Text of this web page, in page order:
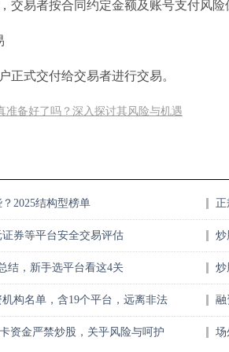
交易者按合同约定金额及账号支付风险
正式交付给交易者进行交易。
准备好了吗？深入探讨其风险与机遇
2025结构型榜单
券等平台安全交易评估 炒
结，新手选平台看这4关 炒
构名单，含19个平台，远离非法
融
资金严禁炒股，关乎风险与呵护
场